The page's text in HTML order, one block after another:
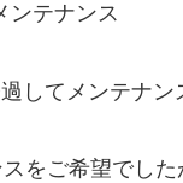
ンテナンス
してメンテナン
をご希望でし